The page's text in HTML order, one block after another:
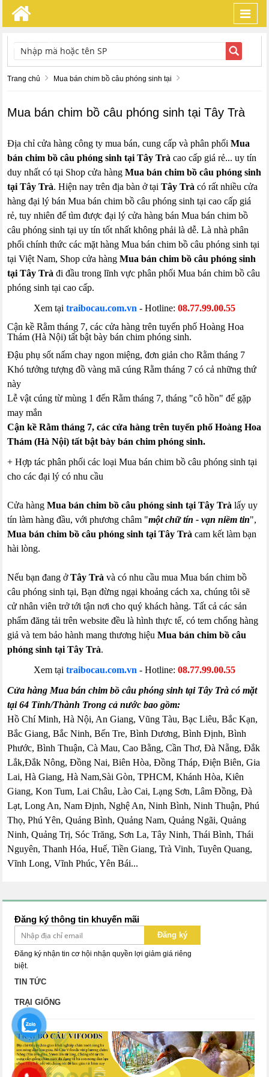
TÌM KIẾM
Trang chủ Mua bán chim bồ câu phóng sinh tại
Mua bán chim bồ câu phóng sinh tại Tây Trà
Địa chỉ cửa hàng công ty mua bán, cung cấp và phân phốiMua
bán chim bồ câu phóng sinh tại Tây Trà cao cấp giá rẻ... uy tín
duy nhất có tại Shop cửa hàngMua bán chim bồ câu phóng sinh
tại Tây Trà. Hiện nay trên địa bàn ở tạiTây Trà có rất nhiều cửa
hàng đại lý bán Mua bán chim bồ câu phóng sinh tại cao cấp giá
rẻ, tuy nhiên để tìm được đại lý cửa hàng bán Mua bán chim bồ
câu phóng sinh tại uy tín tốt nhất không phải là dễ. Là nhà phân
phối chính thức các mặt hàng Mua bán chim bồ câu phóng sinh tại
tại Việt Nam, Shop cửa hàngMua bán chim bồ câu phóng sinh
tại Tây Trà đi đầu trong lĩnh vực phân phối Mua bán chim bồ câu
phóng sinh tại cao cấp.
Xem tại traibocau.com.vn - Hotline: 08.77.99.00.55
Cận kề Rằm tháng 7, các cửa hàng trên tuyến phố Hoàng Hoa
Thám (Hà Nội) tất bật bày bán chim phóng sinh.
Đậu phụ sốt nấm chay ngon miệng, đơn giản cho Rằm tháng 7
Khó tưởng tượng đồ vàng mã cúng Rằm tháng 7 có cả những thứ
này
Lễ vật cúng từ mùng 1 đến Rằm tháng 7, tháng "cô hồn" để gặp
may mắn
Cận kề Rằm tháng 7, các cửa hàng trên tuyến phố Hoàng Hoa
Thám (Hà Nội) tất bật bày bán chim phóng sinh.
+ Hợp tác phân phối các loại Mua bán chim bồ câu phóng sinh tại
cho các đại lý có nhu cầu
Cửa hàngMua bán chim bồ câu phóng sinh tại Tây Trà lấy uy
tín làm hàng đầu, với phương châm "một chữ tín - vạn niềm tin",
Mua bán chim bồ câu phóng sinh tại Tây Trà cam kết làm bạn
hài lòng.
Nếu bạn đang ởTây Trà và có nhu cầu mua Mua bán chim bồ
câu phóng sinh tại, Bạn đừng ngại khoảng cách xa, chúng tôi sẽ
cử nhân viên trở tới tận nơi cho quý khách hàng. Tất cả các sản
phẩm đăng tải trên website đều là hình thực tế, có tem chống hàng
giả và tem bảo hành mang thương hiệuMua bán chim bồ câu
phóng sinh tại Tây Trà.
Xem tại traibocau.com.vn - Hotline: 08.77.99.00.55
Cửa hàng Mua bán chim bồ câu phóng sinh tại Tây Trà có mặt
tại 64 Tỉnh/Thành Trong cả nước bao gồm:
Hồ Chí Minh, Hà Nội, An Giang, Vũng Tàu, Bạc Liêu, Bắc Kạn,
Bắc Giang, Bắc Ninh, Bến Tre, Bình Dương, Bình Định, Bình
Phước, Bình Thuận, Cà Mau, Cao Bằng, Cần Thơ, Đà Nẵng, Đắk
Lắk,Đắk Nông, Đồng Nai, Biên Hòa, Đồng Tháp, Điện Biên, Gia
Lai, Hà Giang, Hà Nam,Sài Gòn, TPHCM, Khánh Hòa, Kiên
Giang, Kon Tum, Lai Châu, Lào Cai, Lạng Sơn, Lâm Đồng, Đà
Lạt, Long An, Nam Định, Nghệ An, Ninh Bình, Ninh Thuận, Phú
Thọ, Phú Yên, Quảng Bình, Quảng Nam, Quảng Ngãi, Quảng
Ninh, Quảng Trị, Sóc Trăng, Sơn La, Tây Ninh, Thái Bình, Thái
Nguyên, Thanh Hóa, Huế, Tiền Giang, Trà Vinh, Tuyên Quang,
Vĩnh Long, Vĩnh Phúc, Yên Bái...
Đăng ký thông tin khuyến mãi
Đăng ký
Đăng ký nhận tin cơ hội nhận quyền lợi giảm giá riêng
biệt.
TIN TỨC
TRẠI GIỐNG